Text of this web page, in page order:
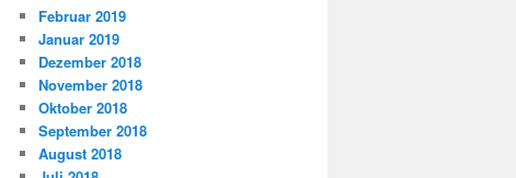
Februar 2019
Januar 2019
Dezember 2018
November 2018
Oktober 2018
September 2018
August 2018